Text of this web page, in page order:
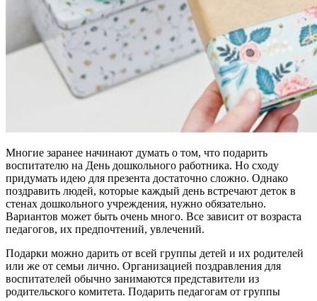
Многие заранее начинают думать о том, что подарить
воспитателю на День дошкольного работника. Но сходу
придумать идею для презента достаточно сложно. Однако
поздравить людей, которые каждый день встречают деток в
стенах дошкольного учреждения, нужно обязательно.
Вариантов может быть очень много. Все зависит от возраста
педагогов, их предпочтений, увлечений.
Подарки можно дарить от всей группы детей и их родителей
или же от семьи лично. Организацией поздравления для
воспитателей обычно занимаются представители из
родительского комитета. Подарить педагогам от группы